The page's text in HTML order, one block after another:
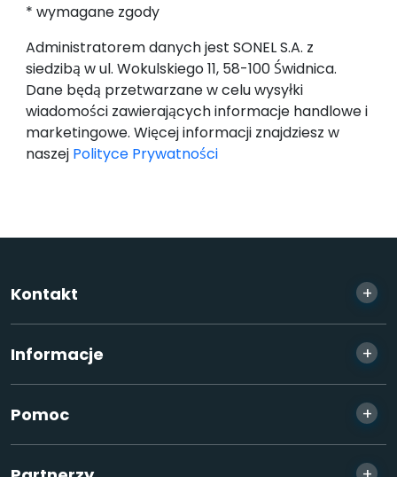
* wymagane zgody
Administratorem danych jest SONEL S.A. z
siedzibą w ul. Wokulskiego 11, 58-100 Świdnica.
Dane będą przetwarzane w celu wysyłki
wiadomości zawierających informacje handlowe i
marketingowe. Więcej informacji znajdziesz w
naszej Polityce Prywatności
Kontakt +
Informacje +
Pomoc +